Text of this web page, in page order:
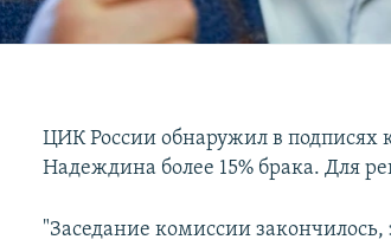
ЦИК России обнаружил в подписях
Надеждина более 15% брака. Для
"Заседание комиссии